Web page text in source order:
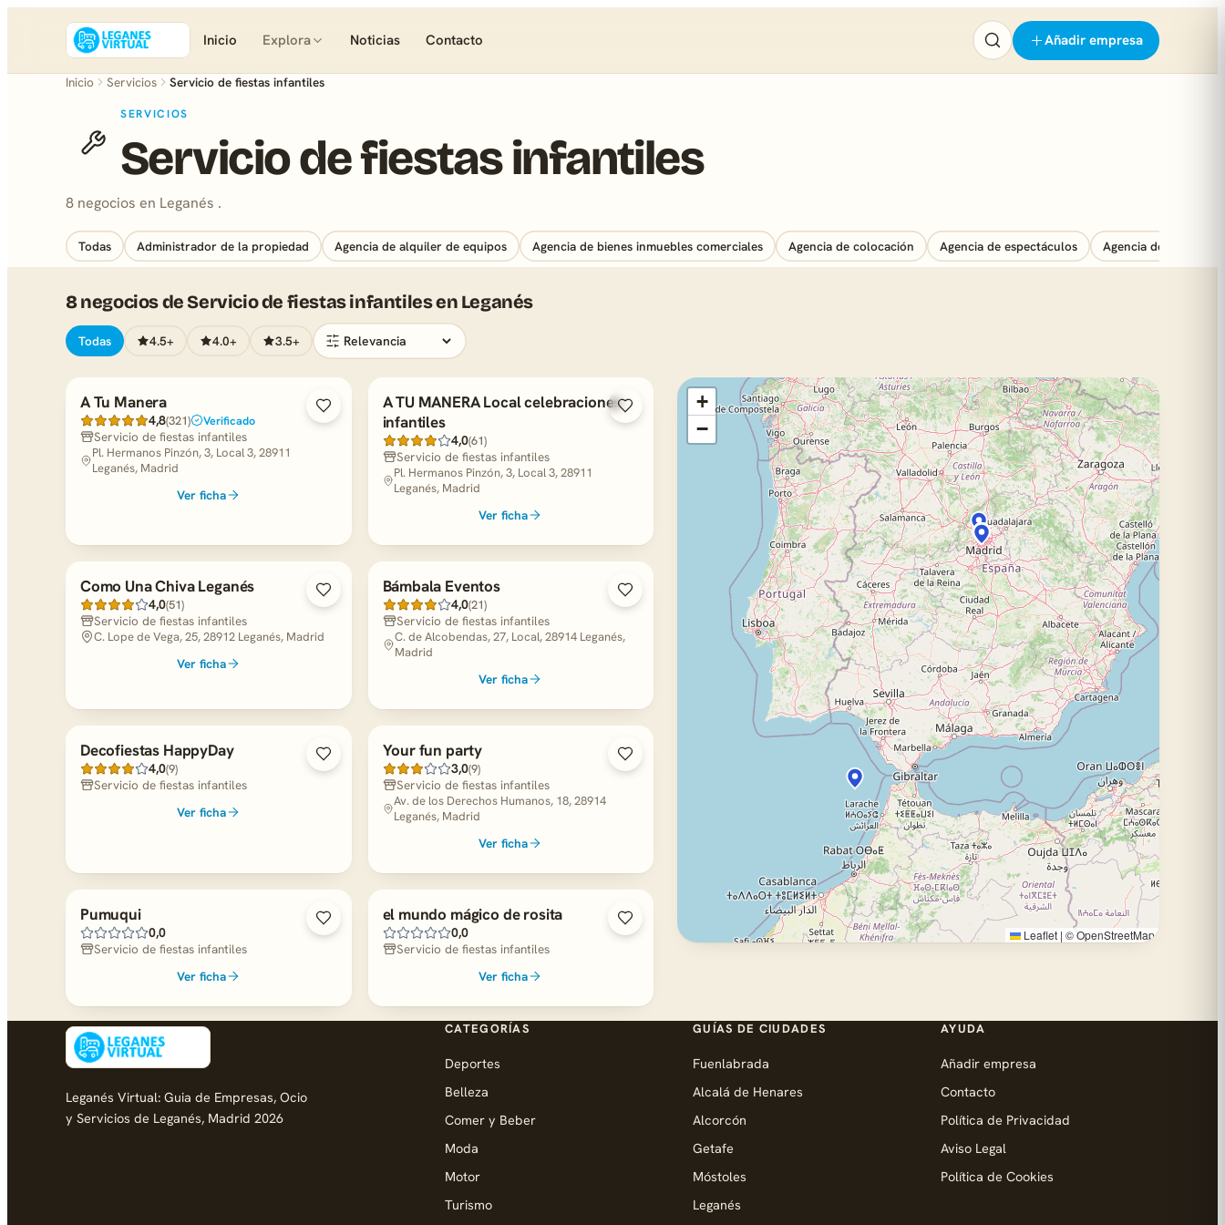
Inicio Explora Noticias Contacto Añadir empresa
Inicio Servicios Servicio de fiestas infantiles
SERVICIOS
Servicio de fiestas infantiles
8 negocios en Leganés .
Todas Administrador de la propiedad Agencia de alquiler de equipos Agencia de bienes inmuebles comerciales Agencia de colocación Agencia de espectáculos Agencia de marketing
8 negocios de Servicio de fiestas infantiles en Leganés
Todas 4.5+ 4.0+ 3.5+
A Tu Manera
4,8(321) Verificado
Servicio de fiestas infantiles
Pl. Hermanos Pinzón, 3, Local 3, 28911
Leganés, Madrid
Ver ficha
A TU MANERA Local celebraciones
infantiles
4,0(61)
Servicio de fiestas infantiles
Pl. Hermanos Pinzón, 3, Local 3, 28911
Leganés, Madrid
Ver ficha
Como Una Chiva Leganés
4,0(51)
Servicio de fiestas infantiles
C. Lope de Vega, 25, 28912 Leganés, Madrid
Ver ficha
Bámbala Eventos
4,0(21)
Servicio de fiestas infantiles
C. de Alcobendas, 27, Local, 28914 Leganés,
Madrid
Ver ficha
Decofiestas HappyDay
4,0(9)
Servicio de fiestas infantiles
Ver ficha
Your fun party
3,0(9)
Servicio de fiestas infantiles
Av. de los Derechos Humanos, 18, 28914
Leganés, Madrid
Ver ficha
Pumuqui
0,0
Servicio de fiestas infantiles
Ver ficha
el mundo mágico de rosita
0,0
Servicio de fiestas infantiles
Ver ficha
+
−
Leaflet | ©OpenStreetMap
Leganés Virtual: Guia de Empresas, Ocio
y Servicios de Leganés, Madrid 2026
CATEGORÍAS
Deportes
Belleza
Comer y Beber
Moda
Motor
Turismo
GUÍAS DE CIUDADES
Fuenlabrada
Alcalá de Henares
Alcorcón
Getafe
Móstoles
Leganés
AYUDA
Añadir empresa
Contacto
Política de Privacidad
Aviso Legal
Política de Cookies